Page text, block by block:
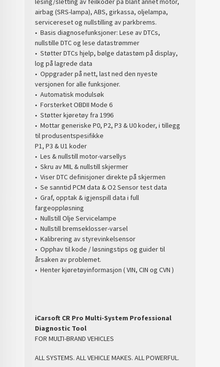
airbag (SRS-lampa), ABS, girkassa, oljelampa,
servicereset og nullstilling av parkbrems.
• Basis diagnosefunksjoner: Lese av DTCs,
nullstille DTC og lese datastrømmer
• Støtter DTCs hjelp, bølge datastøm på display,
log på lagrede data
• Oppgrader på nett, last ned den nyeste
versjonen for alle funksjoner.
• Automatisk modulsøk
• Forsterket OBDII Mode 6
• Støtter kjøretøy fra 1996
• Mottar generiske P0, P2, P3 & U0 koder, i tillegg
til produsentspesifikke
P1, P3 & U1 koder
• Les & nullstill motor-varsellys
• Skru av MIL & nullstill skjermer
• Viser DTC definisjoner direkte på skjermen
• Se sanntid PCM data & O2 Sensor test data
• Graf, opptak & igjenspill data i full
fargeoppløsning
• Nullstill Olje Servicelampe
• Nullstill bremseklosser-varsel
• Kalibrering av styrevinkelsensor
• Opphav til kode / løsningstips og guider til
årsaken av problemet.
• Henter kjøretøyinformasjon ( VIN, CIN og CVN )
iCarsoft CR Pro Multi-System Professional
Diagnostic Tool
FOR MULTI-BRAND VEHICLES
ALL SYSTEMS. ALL VEHICLE MAKES. ALL POWERFUL.